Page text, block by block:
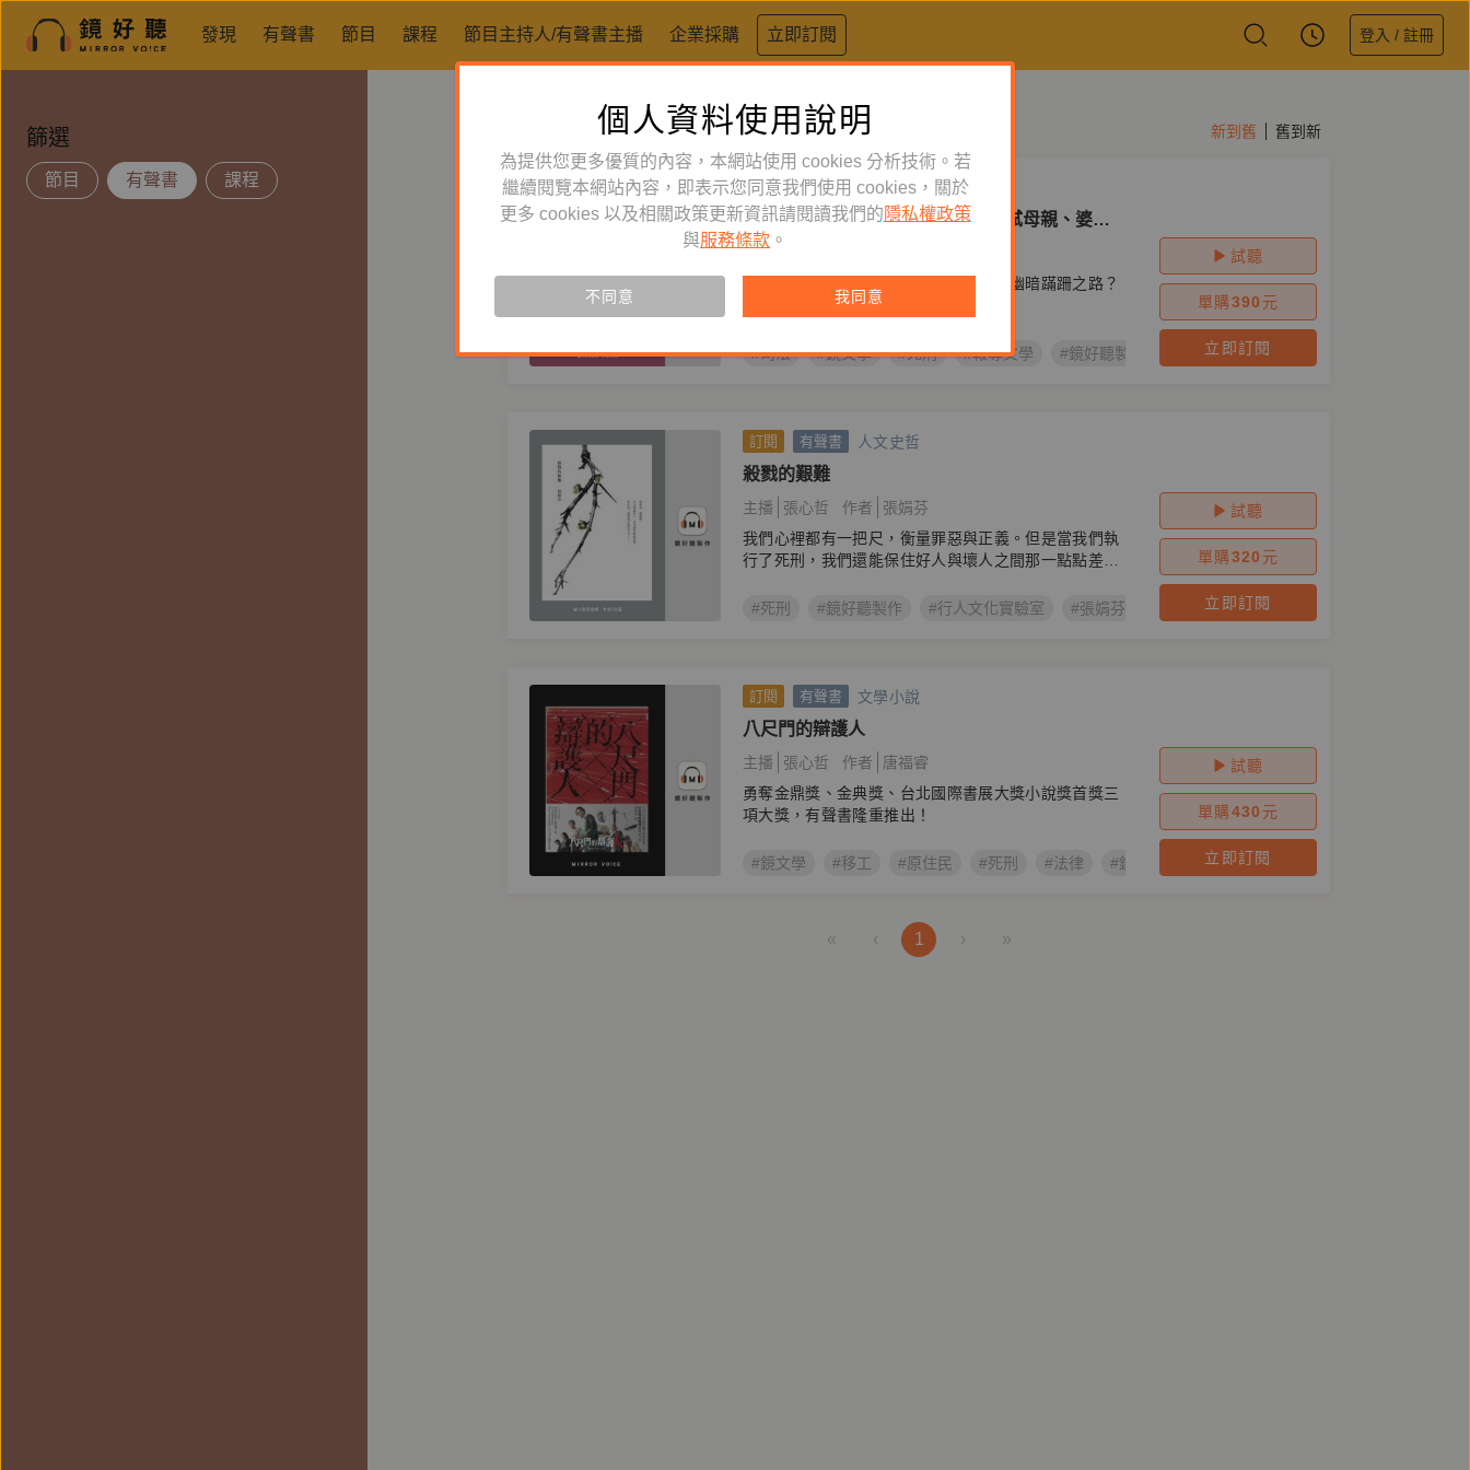
發現 有聲書 節目 課程 節目主持人/有聲書主播 企業採購 立即訂閱 登入 / 註冊
篩選
節目 有聲書 課程
新到舊 舊到新
訂閱 有聲書 人文史哲
一位女性殺人犯的素描：她如何謀弒母親、婆婆
與丈夫
主播
究竟，人是如何岔出原本的坦途，走向幽暗蹣跚之路？
#司法 #鏡文學 #死刑 #報導文學 #鏡好聽製作 #胡慕情 #女性殺人犯
試聽
單購390 元
立即訂閱
訂閱 有聲書 人文史哲
殺戮的艱難
主播 張心哲 作者
張娟芬
我們心裡都有一把尺，衡量罪惡與正義。但是當我們執
行了死刑，我們還能保住好人與壞人之間那一點點差別
#死刑
#鏡好聽製作 #行人文化實驗室 #張娟芬 #司法改革
試聽
單購320 元
立即訂閱
訂閱 有聲書 文學小說
八尺門的辯護人
主播 張心哲 作者
唐福睿
勇奪金鼎獎、金典獎、台北國際書展大獎小說獎首獎三
項大獎，有聲書隆重推出！
#鏡文學 #移工 #原住民 #死刑 #法律 #鏡好聽製作 #影視改編
試聽
單購430 元
立即訂閱
« ‹ 1 › »
個人資料使用說明
為提供您更多優質的內容，本網站使用 cookies 分析技術。若
繼續閱覽本網站內容，即表示您同意我們使用 cookies，關於
更多 cookies 以及相關政策更新資訊請閱讀我們的 隱私權政策
與服務條款 。
不同意 我同意